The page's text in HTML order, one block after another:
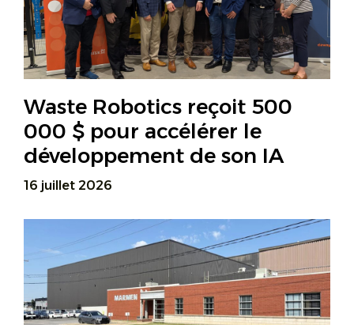
Waste Robotics reçoit 500
000 $ pour accélérer le
développement de son IA
16 juillet 2026